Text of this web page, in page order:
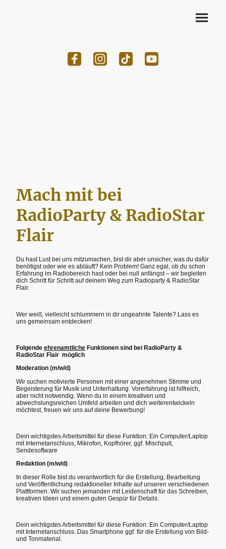
Mach mit bei
RadioParty & RadioStar
Flair
Du hast Lust bei uns mitzumachen, bist dir aber unsicher, was du dafür
benötigst oder wie es abläuft? Kein Problem! Ganz egal, ob du schon
Erfahrung im Radiobereich hast oder bei null anfängst – wir begleiten
dich Schritt für Schritt auf deinem Weg zum Radioparty & RadioStar
Flair.
Wer weiß, vielleicht schlummern in dir ungeahnte Talente? Lass es
uns gemeinsam entdecken!
Folgende ehrenamtliche Funktionen sind bei RadioParty &
RadioStar Flair möglich
Moderation (m/w/d)
Wir suchen motivierte Personen mit einer angenehmen Stimme und
Begeisterung für Musik und Unterhaltung. Vorerfahrung ist hilfreich,
aber nicht notwendig. Wenn du in einem kreativen und
abwechslungsreichen Umfeld arbeiten und dich weiterentwickeln
möchtest, freuen wir uns auf deine Bewerbung!
Dein wichtigstes Arbeitsmittel für diese Funktion: Ein Computer/Laptop
mit Internetanschluss, Mikrofon, Kopfhörer, ggf. Mischpult,
Sendesoftware
Redaktion (m/w/d)
In dieser Rolle bist du verantwortlich für die Erstellung, Bearbeitung
und Veröffentlichung redaktioneller Inhalte auf unseren verschiedenen
Plattformen. Wir suchen jemanden mit Leidenschaft für das Schreiben,
kreativen Ideen und einem guten Gespür für Details.
Dein wichtigstes Arbeitsmittel für diese Funktion: Ein Computer/Laptop
mit Internetanschluss. Das Smartphone ggf. für die Erstellung von Bild-
und Tonmaterial.